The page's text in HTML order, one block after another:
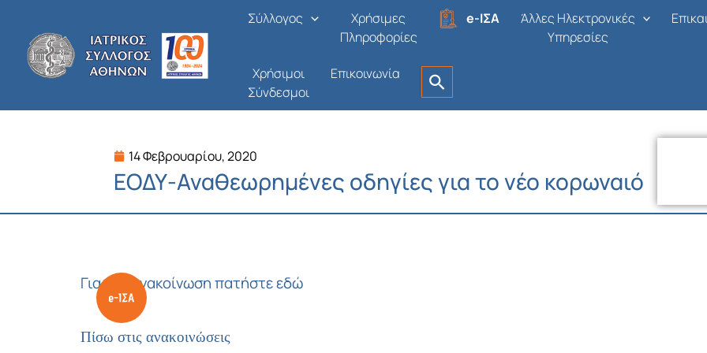
περιεχόμενο
Σύλλογος
Χρήσιμες
Πληροφορίες
e-ΙΣΑ
Άλλες Ηλεκτρονικές
Υπηρεσίες
Χρήσιμοι
Σύνδεσμοι
Επικοινωνία
14 Φεβρουαρίου, 2020
ΕΟΔΥ-Αναθεωρημένες οδηγίες για το νέο κορωναιό
Για την ανακοίνωση πατήστε εδώ
Πίσω στις ανακοινώσεις